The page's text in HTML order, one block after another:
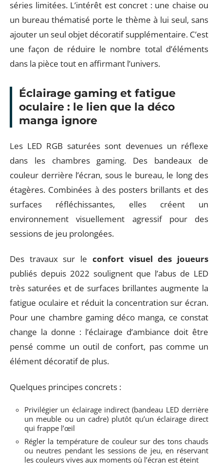
séries limitées. L’intérêt est concret : une chaise ou
un bureau thématisé porte le thème à lui seul, sans
ajouter un seul objet décoratif supplémentaire. C’est
une façon de réduire le nombre total d’éléments
dans la pièce tout en affirmant l’univers.
Éclairage gaming et fatigue
oculaire : le lien que la déco
manga ignore
Les LED RGB saturées sont devenues un réflexe
dans les chambres gaming. Des bandeaux de
couleur derrière l’écran, sous le bureau, le long des
étagères. Combinées à des posters brillants et des
surfaces réfléchissantes, elles créent un
environnement visuellement agressif pour des
sessions de jeu prolongées.
Des travaux sur le confort visuel des joueurs
publiés depuis 2022 soulignent que l’abus de LED
très saturées et de surfaces brillantes augmente la
fatigue oculaire et réduit la concentration sur écran.
Pour une chambre gaming déco manga, ce constat
change la donne : l’éclairage d’ambiance doit être
pensé comme un outil de confort, pas comme un
élément décoratif de plus.
Quelques principes concrets :
Privilégier un éclairage indirect (bandeau LED derrière
un meuble ou un cadre) plutôt qu’un éclairage direct
qui frappe l’œil
Régler la température de couleur sur des tons chauds
ou neutres pendant les sessions de jeu, en réservant
les couleurs vives aux moments où l’écran est éteint